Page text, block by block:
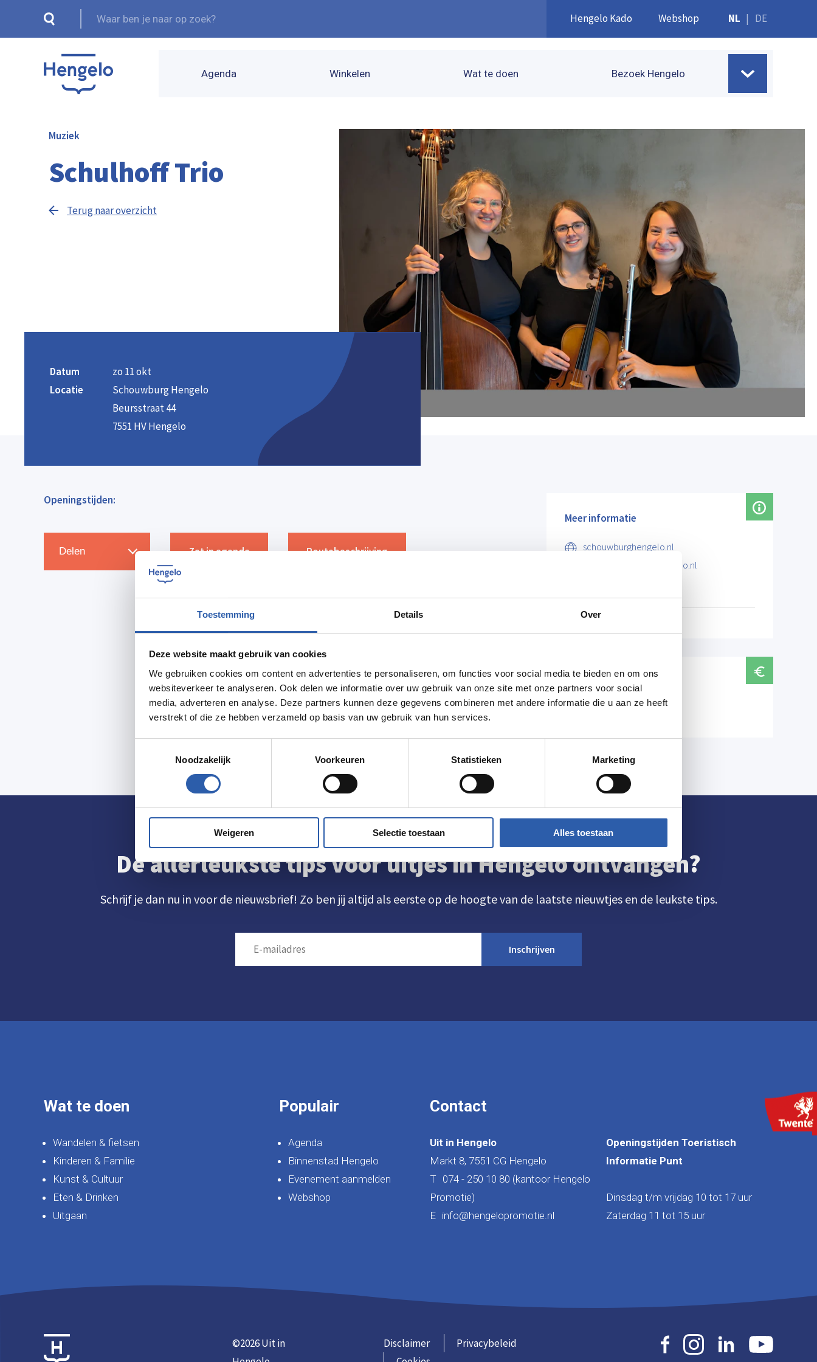
Toestemming Details Over
Deze website maakt gebruik van cookies
We gebruiken cookies om content en advertenties te personaliseren, om functies voor social media te bieden en om ons
websiteverkeer te analyseren. Ook delen we informatie over uw gebruik van onze site met onze partners voor social
media, adverteren en analyse. Deze partners kunnen deze gegevens combineren met andere informatie die u aan ze heeft
verstrekt of die ze hebben verzameld op basis van uw gebruik van hun services.
Noodzakelijk
Voorkeuren Statistieken Marketing
Weigeren Selectie toestaan Alles toestaan
Hengelo Kado Webshop NL | DE
Agenda Winkelen Wat te doen Bezoek Hengelo
Muziek
Schulhoff Trio
Terug naar overzicht
Datum
zo 11 okt
Locatie
Schouwburg Hengelo
Beursstraat 44
7551 HV Hengelo
Openingstijden:
Delen Zet in agenda Routebeschrijving
Meer informatie
schouwburghengelo.nl
info@schouwburghengelo.nl
Normaal tarief € 20,00
De allerleukste tips voor uitjes in Hengelo ontvangen?
Schrijf je dan nu in voor de nieuwsbrief! Zo ben jij altijd als eerste op de hoogte van de laatste nieuwtjes en de leukste tips.
Inschrijven
Wat te doen
Wandelen & fietsen
Kinderen & Familie
Kunst & Cultuur
Eten & Drinken
Uitgaan
Populair
Agenda
Binnenstad Hengelo
Evenement aanmelden
Webshop
Contact
Uit in Hengelo
Markt 8, 7551 CG Hengelo
T 074 - 250 10 80 (kantoor Hengelo
Promotie)
E info@hengelopromotie.nl
Openingstijden Toeristisch
Informatie Punt
Dinsdag t/m vrijdag 10 tot 17 uur
Zaterdag 11 tot 15 uur
©2026 Uit in
Disclaimer
Privacybeleid